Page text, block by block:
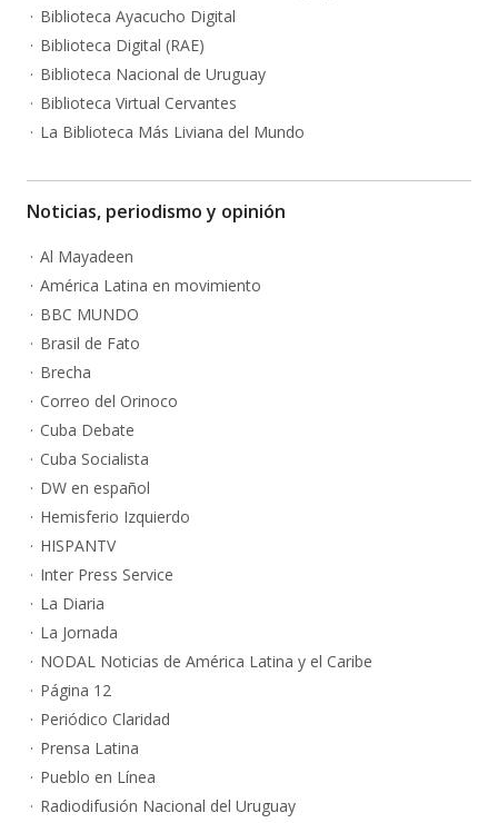
Biblioteca Ayacucho Digital
Biblioteca Digital (RAE)
Biblioteca Nacional de Uruguay
Biblioteca Virtual Cervantes
La Biblioteca Más Liviana del Mundo
Noticias, periodismo y opinión
Al Mayadeen
América Latina en movimiento
BBC MUNDO
Brasil de Fato
Brecha
Correo del Orinoco
Cuba Debate
Cuba Socialista
DW en español
Hemisferio Izquierdo
HISPANTV
Inter Press Service
La Diaria
La Jornada
NODAL Noticias de América Latina y el Caribe
Página 12
Periódico Claridad
Prensa Latina
Pueblo en Línea
Radiodifusión Nacional del Uruguay